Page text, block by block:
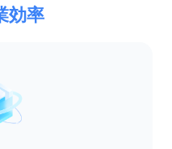
効率